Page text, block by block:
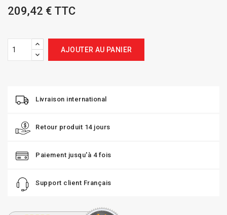
209,42 € TTC
AJOUTER AU PANIER
Livraison international
Retour produit 14 jours
Paiement jusqu'à 4 fois
Support client Français